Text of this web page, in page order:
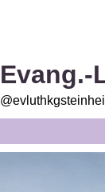
Evang.-